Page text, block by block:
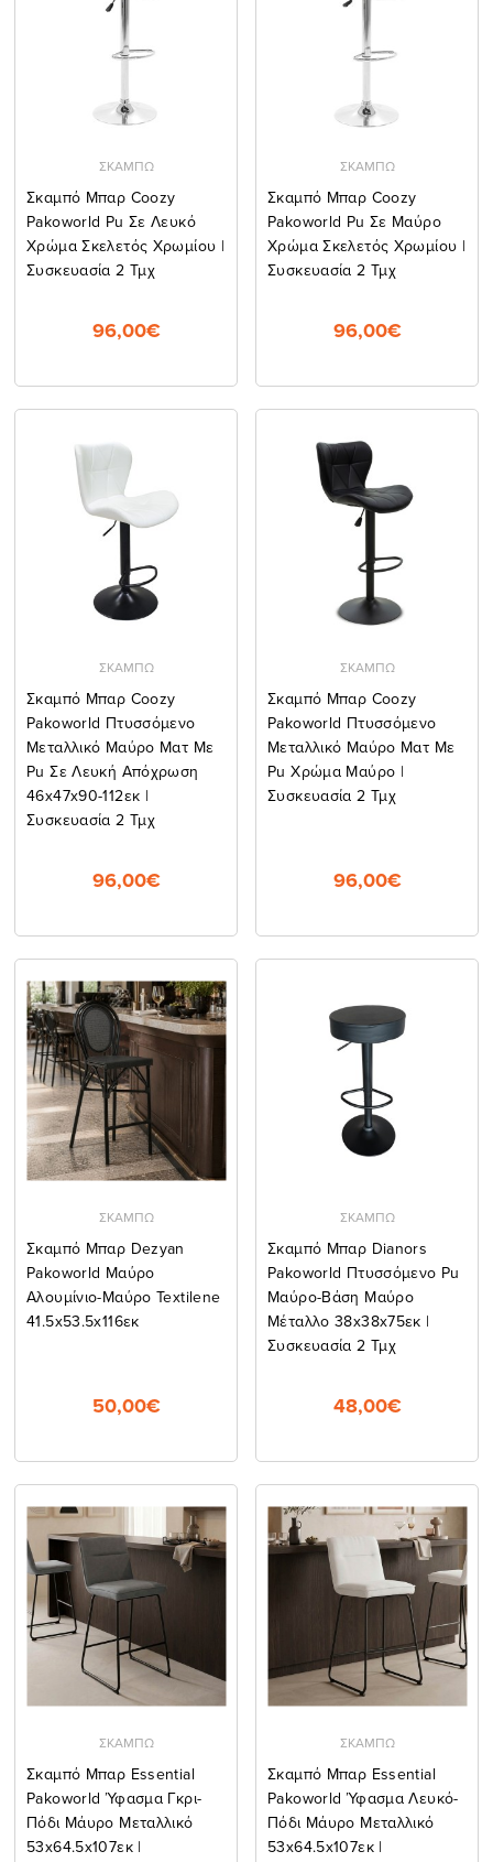
ΣΚΑΜΠΩ
Σκαμπό Μπαρ Coozy
Pakoworld Pu Σε Λευκό
Χρώμα Σκελετός Χρωμίου |
Συσκευασία 2 Τμχ
96,00€
ΣΚΑΜΠΩ
Σκαμπό Μπαρ Coozy
Pakoworld Pu Σε Μαύρο
Χρώμα Σκελετός Χρωμίου |
Συσκευασία 2 Τμχ
96,00€
ΣΚΑΜΠΩ
Σκαμπό Μπαρ Coozy
Pakoworld Πτυσσόμενο
Μεταλλικό Μαύρο Ματ Με
Pu Σε Λευκή Απόχρωση
46x47x90-112εκ |
Συσκευασία 2 Τμχ
96,00€
ΣΚΑΜΠΩ
Σκαμπό Μπαρ Coozy
Pakoworld Πτυσσόμενο
Μεταλλικό Μαύρο Ματ Με
Pu Χρώμα Μαύρο |
Συσκευασία 2 Τμχ
96,00€
ΣΚΑΜΠΩ
Σκαμπό Μπαρ Dezyan
Pakoworld Μαύρο
Αλουμίνιο-Μαύρο Textilene
41.5x53.5x116εκ
50,00€
ΣΚΑΜΠΩ
Σκαμπό Μπαρ Dianors
Pakoworld Πτυσσόμενο Pu
Μαύρο-Βάση Μαύρο
Μέταλλο 38x38x75εκ |
Συσκευασία 2 Τμχ
48,00€
ΣΚΑΜΠΩ
Σκαμπό Μπαρ Essential
Pakoworld Ύφασμα Γκρι-
Πόδι Μάυρο Μεταλλικό
53x64.5x107εκ |
ΣΚΑΜΠΩ
Σκαμπό Μπαρ Essential
Pakoworld Ύφασμα Λευκό-
Πόδι Μάυρο Μεταλλικό
53x64.5x107εκ |